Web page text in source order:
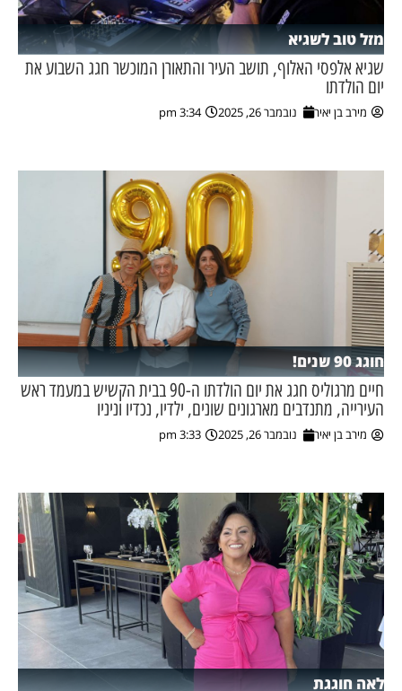
מזל טוב לשגיא
שגיא אלפסי האלוף, תושב העיר והתאורן המוכשר חגג השבוע את
יום הולדתו
מירב בן יאיר נובמבר 26, 2025 3:34 pm
חוגג 90 שנים!
חיים מרגוליס חגג את יום הולדתו ה-90 בבית הקשיש במעמד ראש
העירייה, מתנדבים מארגונים שונים, ילדיו, נכדיו וניניו
מירב בן יאיר נובמבר 26, 2025 3:33 pm
לאה חוגגת